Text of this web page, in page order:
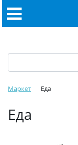
Маркет Еда
Еда